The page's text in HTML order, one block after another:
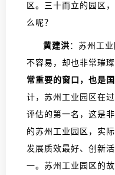
区。三十而立的园区
么呢？
黄建洪 ：苏州工
不容易，却也非常璀璨
常重要的窗口，也是
计，苏州工业园区在
评估的第一名，这是
的苏州工业园区，实
发展质效最好、创新
一。苏州工业园区的故